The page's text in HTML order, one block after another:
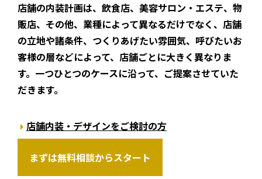
店舗の内装計画は、飲食店、美容サロン・エステ、物
販店、その他、業種によって異なるだけでなく、店舗
の立地や諸条件、つくりあげたい雰囲気、呼びたいお
客様の層などによって、店舗ごとに大きく異なりま
す。一つひとつのケースに沿って、ご提案させていた
だきます。
店舗内装・デザインをご検討の方
まずは無料相談からスタート